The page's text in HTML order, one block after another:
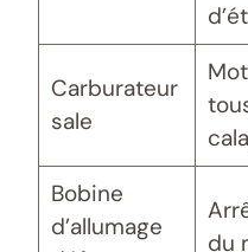
Carburateur
sale
Bobine
d’allumage
du